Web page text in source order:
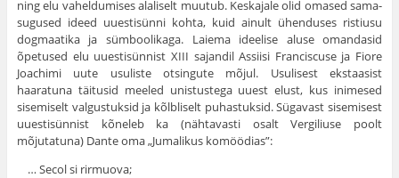
ning elu vaheldumises alaliselt muutub. Keskajale olid omased sama­
sugused ideed uuestisünni kohta, kuid ainult ühenduses ristiusu
dogmaatika ja sümboolikaga. Laiema ideelise aluse omandasid
õpetused elu uuestisünnist XIII sajandil Assiisi Franciscuse ja Fiore
Joachimi uute usuliste otsingute mõjul. Usulisest ekstaasist
haaratuna täitusid meeled unistustega uuest elust, kus inimesed
sisemiselt valgustuksid ja kõlbliselt puhastuksid. Sügavast sisemisest
uuestisünnist kõneleb ka (nähtavasti osalt Vergiliuse poolt
mõjutatuna) Dante oma „Jumalikus komöödias”:
… Secol si rirmuova;